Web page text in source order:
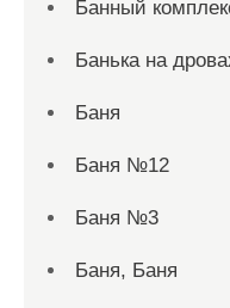
Банный
Банька на
Баня
Баня №12
Баня №3
Баня, Баня